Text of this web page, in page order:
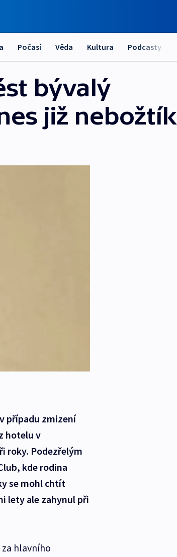
Počasí Věda Kultura Podcasty
bývalý
již nebožtík
případu zmizení
hotelu v
roky. Podezřelým
kde rodina
se mohl chtít
lety ale zahynul při
hlavního